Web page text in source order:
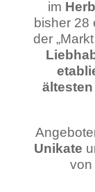
im
bisher 28
der
Unikate
von